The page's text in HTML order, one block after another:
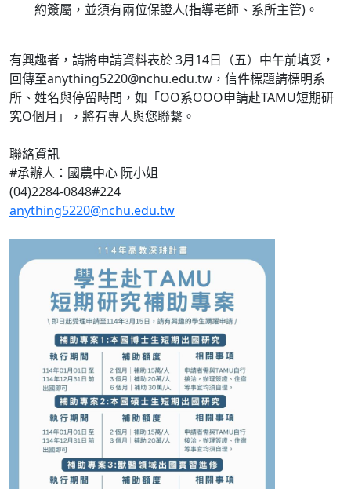
約簽屬，並須有兩位保證人(指導老師、系所主管)。
有興趣者，請將申請資料表於 3月14日（五）中午前填妥，
回傳至anything5220@nchu.edu.tw，信件標題請標明系
所、姓名與停留時間，如「OO系OOO申請赴TAMU短期研
究O個月」，將有專人與您聯繫。
聯絡資訊
#承辦人：國農中心 阮小姐
(04)2284-0848#224
anything5220@nchu.edu.tw